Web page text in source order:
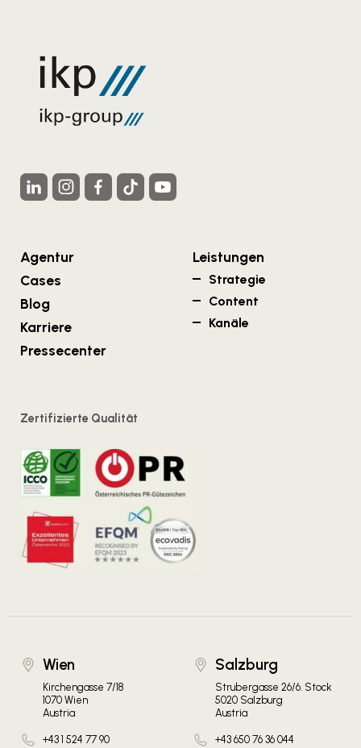
Agentur
Cases
Blog
Karriere
Pressecenter
Leistungen
Strategie
Content
Kanäle
Zertifizierte Qualität
Wien
Kirchengasse 7/18
1070 Wien
Austria
+43 1 524 77 90
Salzburg
Strubergasse 26/6. Stock
5020 Salzburg
Austria
+43 650 76 36 044